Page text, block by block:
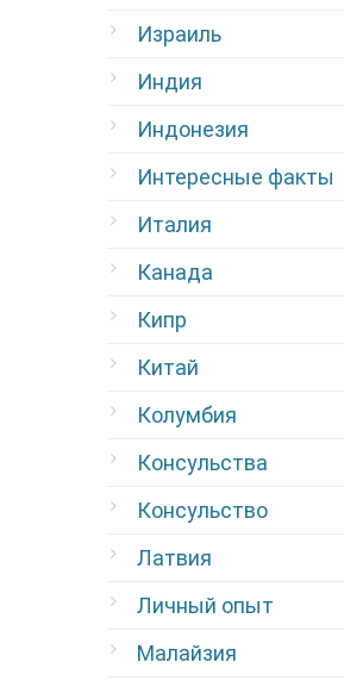
Израиль
Индия
Индонезия
Интересные факты
Италия
Канада
Кипр
Китай
Колумбия
Консульства
Консульство
Латвия
Личный опыт
Малайзия